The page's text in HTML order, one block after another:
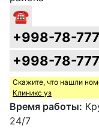
☎
+998-78-
+998-78-
Скажите, что нашли
Клиникс уз
Время работы:
24/7